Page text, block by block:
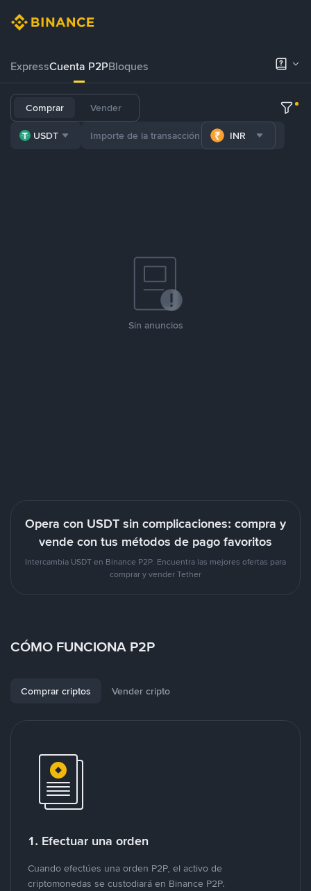
ExpressCuenta P2PBloques
Comprar Vender
USDT INR
Sin anuncios
Opera con USDT sin complicaciones: compra y
vende con tus métodos de pago favoritos
Intercambia USDT en Binance P2P. Encuentra las mejores ofertas para
comprar y vender Tether
CÓMO FUNCIONA P2P
Comprar criptos Vender cripto
1. Efectuar una orden
Cuando efectúes una orden P2P, el activo de
criptomonedas se custodiará en Binance P2P.